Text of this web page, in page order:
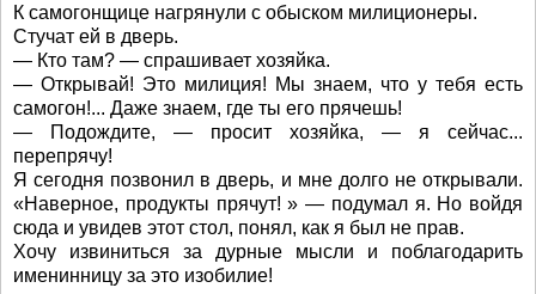
К самогонщице нагрянули с обыском милиционеры.
Стучат ей в дверь.
— Кто там? — спрашивает хозяйка.
— Открывай! Это милиция! Мы знаем, что у тебя есть
самогон!... Даже знаем, где ты его прячешь!
— Подождите, — просит хозяйка, — я сейчас...
перепрячу!
Я сегодня позвонил в дверь, и мне долго не открывали.
«Наверное, продукты прячут! » — подумал я. Но войдя
сюда и увидев этот стол, понял, как я был не прав.
Хочу извиниться за дурные мысли и поблагодарить
именинницу за это изобилие!